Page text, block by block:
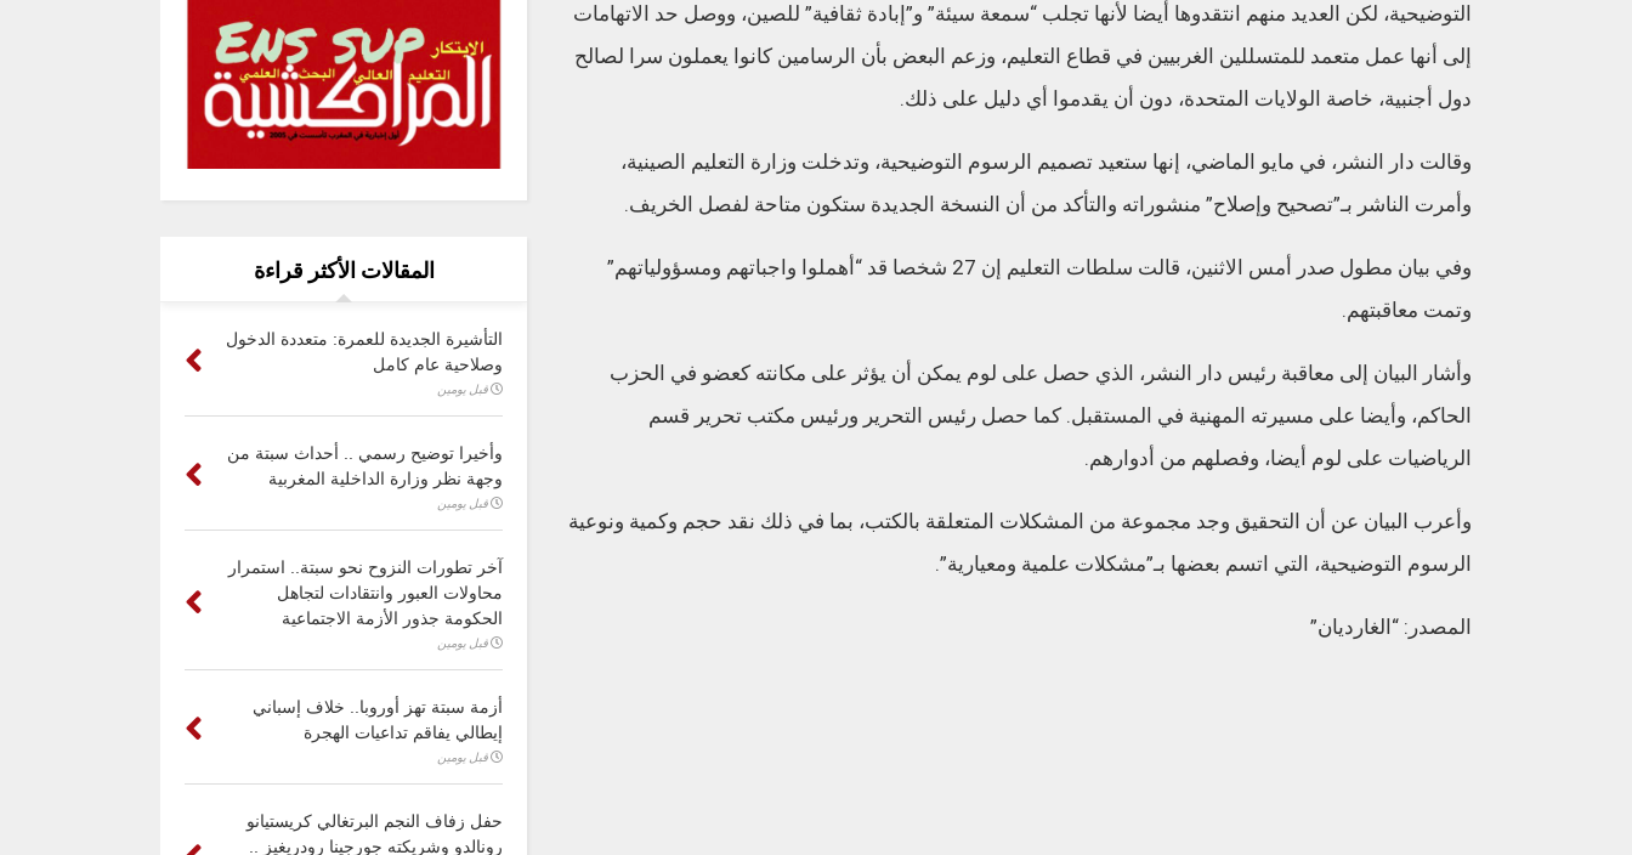
التوضيحية، لكن العديد منهم انتقدوها أيضا لأنها تجلب “سمعة سيئة” و”إبادة ثقافية” للصين، ووصل حد الاتهامات
إلى أنها عمل متعمد للمتسللين الغربيين في قطاع التعليم، وزعم البعض بأن الرسامين كانوا يعملون سرا لصالح
دول أجنبية، خاصة الولايات المتحدة، دون أن يقدموا أي دليل على ذلك.
وقالت دار النشر، في مايو الماضي، إنها ستعيد تصميم الرسوم التوضيحية، وتدخلت وزارة التعليم الصينية،
وأمرت الناشر بـ”تصحيح وإصلاح” منشوراته والتأكد من أن النسخة الجديدة ستكون متاحة لفصل الخريف.
وفي بيان مطول صدر أمس الاثنين، قالت سلطات التعليم إن 27 شخصا قد “أهملوا واجباتهم ومسؤولياتهم”
وتمت معاقبتهم.
وأشار البيان إلى معاقبة رئيس دار النشر، الذي حصل على لوم يمكن أن يؤثر على مكانته كعضو في الحزب
الحاكم، وأيضا على مسيرته المهنية في المستقبل. كما حصل رئيس التحرير ورئيس مكتب تحرير قسم
الرياضيات على لوم أيضا، وفصلهم من أدوارهم.
وأعرب البيان عن أن التحقيق وجد مجموعة من المشكلات المتعلقة بالكتب، بما في ذلك نقد حجم وكمية ونوعية
الرسوم التوضيحية، التي اتسم بعضها بـ”مشكلات علمية ومعيارية”.
المصدر: “الغارديان”
المقالات الأكثر قراءة
التأشيرة الجديدة للعمرة: متعددة الدخول
وصلاحية عام كامل
قبل يومين
وأخيرا توضيح رسمي .. أحداث سبتة من
وجهة نظر وزارة الداخلية المغربية
قبل يومين
آخر تطورات النزوح نحو سبتة.. استمرار
محاولات العبور وانتقادات لتجاهل
الحكومة جذور الأزمة الاجتماعية
قبل يومين
أزمة سبتة تهز أوروبا.. خلاف إسباني
إيطالي يفاقم تداعيات الهجرة
قبل يومين
حفل زفاف النجم البرتغالي كريستيانو
رونالدو وشريكته جورجينا رودريغيز ..